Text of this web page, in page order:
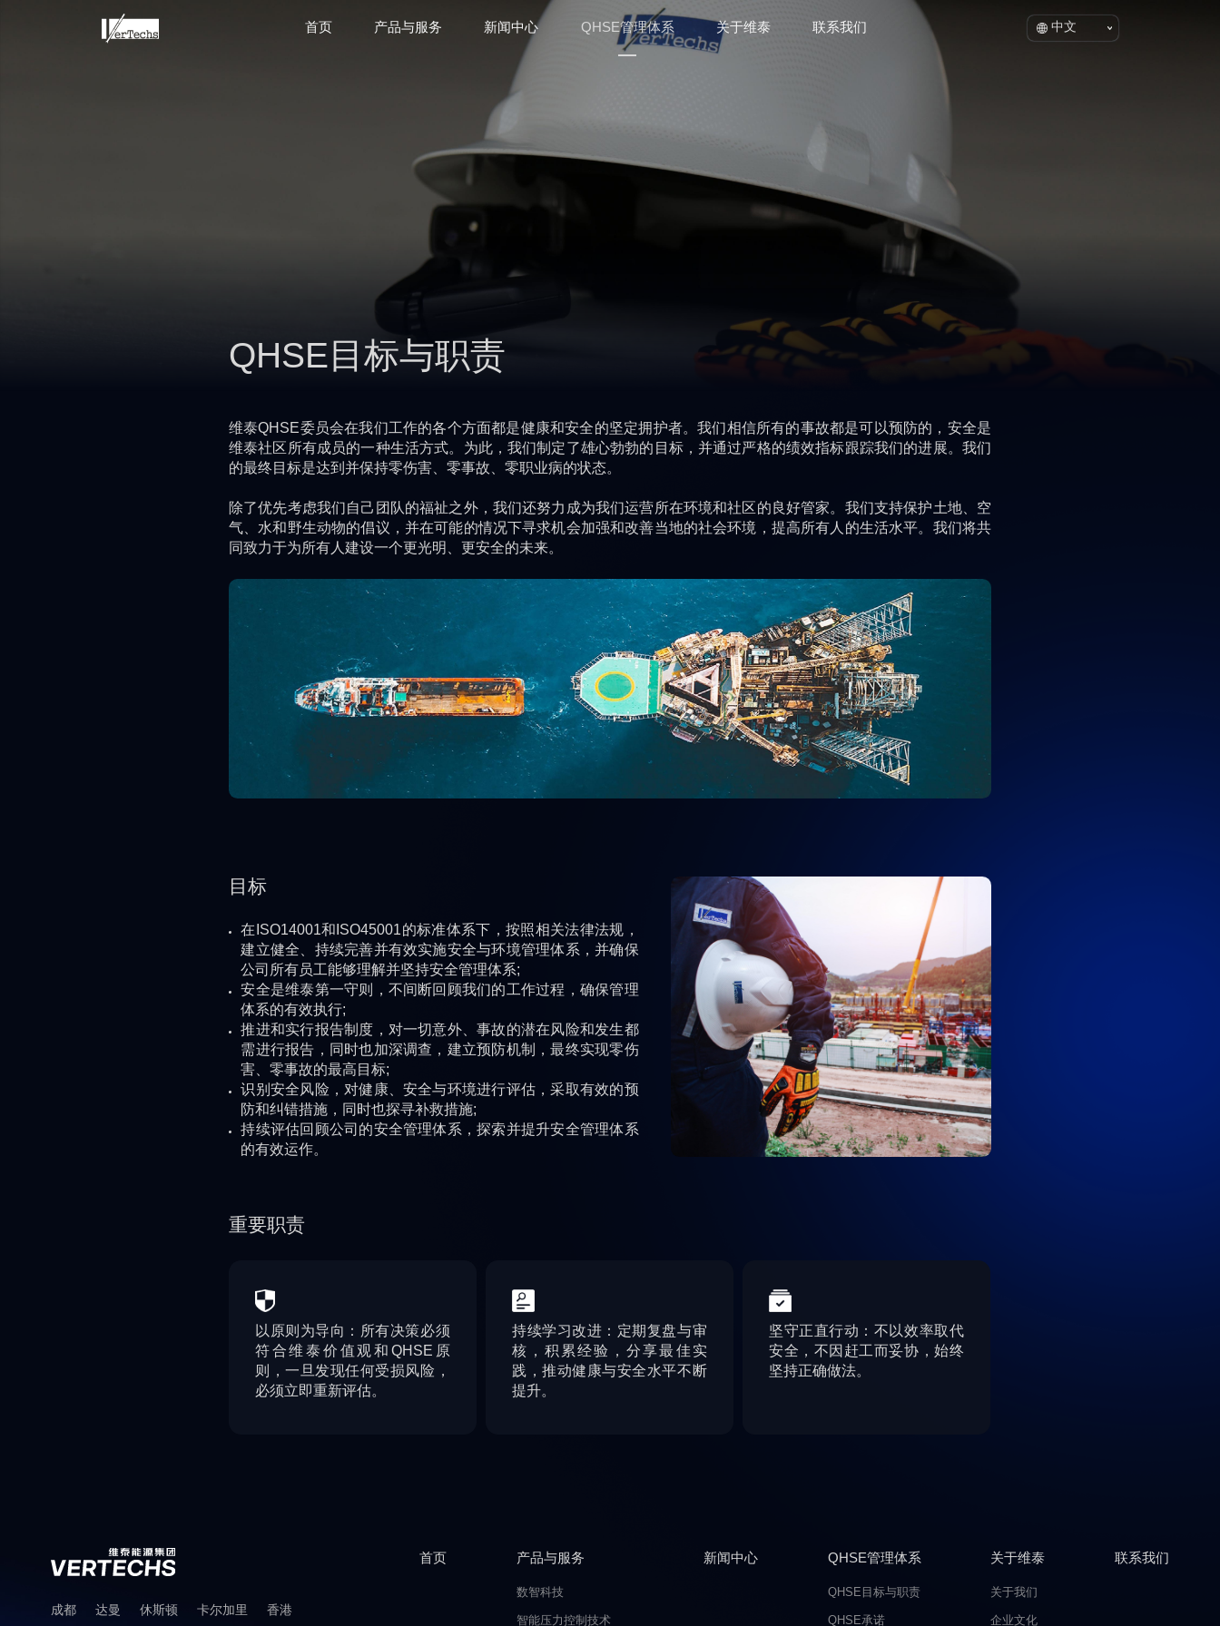
首页 产品与服务 新闻中心 QHSE管理体系 关于维泰 联系我们 中文
QHSE目标与职责
维泰QHSE委员会在我们工作的各个方面都是健康和安全的坚定拥护者。我们相信所有的事故都是可以预防的，安全是
维泰社区所有成员的一种生活方式。为此，我们制定了雄心勃勃的目标，并通过严格的绩效指标跟踪我们的进展。我们
的最终目标是达到并保持零伤害、零事故、零职业病的状态。
除了优先考虑我们自己团队的福祉之外，我们还努力成为我们运营所在环境和社区的良好管家。我们支持保护土地、空
气、水和野生动物的倡议，并在可能的情况下寻求机会加强和改善当地的社会环境，提高所有人的生活水平。我们将共
同致力于为所有人建设一个更光明、更安全的未来。
目标
在ISO14001和ISO45001的标准体系下，按照相关法律法规，
建立健全、持续完善并有效实施安全与环境管理体系，并确保
公司所有员工能够理解并坚持安全管理体系;
安全是维泰第一守则，不间断回顾我们的工作过程，确保管理
体系的有效执行;
推进和实行报告制度，对一切意外、事故的潜在风险和发生都
需进行报告，同时也加深调查，建立预防机制，最终实现零伤
害、零事故的最高目标;
识别安全风险，对健康、安全与环境进行评估，采取有效的预
防和纠错措施，同时也探寻补救措施;
持续评估回顾公司的安全管理体系，探索并提升安全管理体系
的有效运作。
重要职责
以原则为导向：所有决策必须
符合维泰价值观和QHSE原
则，一旦发现任何受损风险，
必须立即重新评估。
持续学习改进：定期复盘与审
核，积累经验，分享最佳实
践，推动健康与安全水平不断
提升。
坚守正直行动：不以效率取代
安全，不因赶工而妥协，始终
坚持正确做法。
成都 达曼 休斯顿 卡尔加里 香港
首页 产品与服务
数智科技
智能压力控制技术
新闻中心 QHSE管理体系
QHSE目标与职责
QHSE承诺
关于维泰
关于我们
企业文化
联系我们